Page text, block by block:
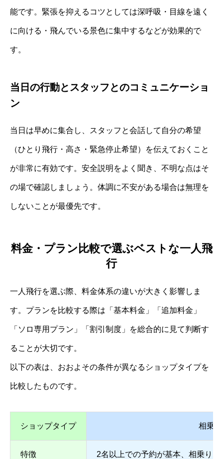
能です。緊張を抑えるコツとしては深呼吸・目線を遠く
に向ける・飛んでいる景色に集中するなどが効果的で
す。
当日の行動とスタッフとのコミュニケーショ
ン
当日は早めに集合し、スタッフと会話して自分の希望
（ひとり飛行・高さ・緊急停止希望）を伝えておくこと
が非常に有効です。安全説明をよく聞き、不明な点はそ
の場で確認しましょう。体調に不安がある場合は無理を
しないことが最優先です。
料金・プラン比較で選ぶベストな一人飛
行
一人飛行を選ぶ際、料金体系の違いが大きく影響しま
す。プランを比較する際は「基本料金」「追加料金」
「ソロ専用プラン」「割引制度」を総合的に見て判断す
ることが大切です。
以下の表は、おおよその条件が異なるショップタイプを
比較したものです。
ショップタイプ 相乗
特徴 2名以上での予約が基本、相乗り